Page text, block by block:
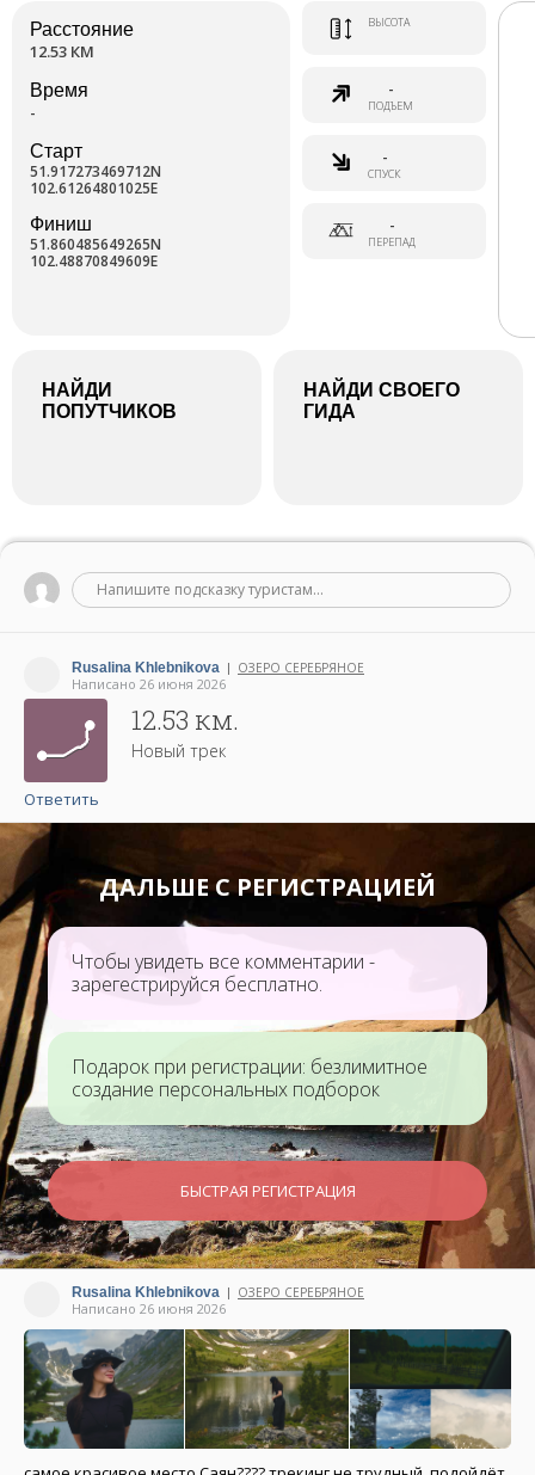
Расстояние
12.53 КМ
Время
-
Старт
51.917273469712N
102.61264801025E
Финиш
51.860485649265N
102.48870849609E
ВЫСОТА
-
ПОДЪЕМ
-
СПУСК
-
ПЕРЕПАД
НАЙДИ
ПОПУТЧИКОВ
НАЙДИ СВОЕГО
ГИДА
Напишите подсказку туристам...
Rusalina Khlebnikova | ОЗЕРО СЕРЕБРЯНОЕ
Написано 26 июня 2026
12.53 км.
Новый трек
Ответить
ДАЛЬШЕ С РЕГИСТРАЦИЕЙ
Чтобы увидеть все комментарии -
зарегестрируйся бесплатно.
Подарок при регистрации: безлимитное
создание персональных подборок
БЫСТРАЯ РЕГИСТРАЦИЯ
Rusalina Khlebnikova | ОЗЕРО СЕРЕБРЯНОЕ
Написано 26 июня 2026